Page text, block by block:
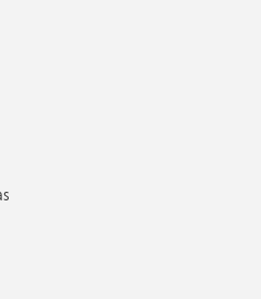
von Skystron Energy sind
von mehr als sieben